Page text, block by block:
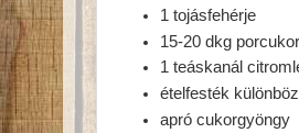
1 tojásfehérje
15-20 dkg porcukor
1 teáskanál
ételfesték
apró cukorgyöngy